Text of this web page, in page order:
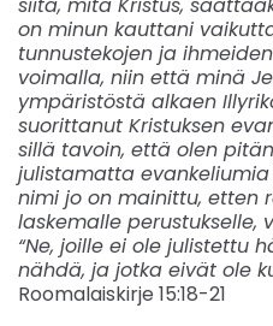
siitä, mitä Kristus,
on minun kauttani
tunnustekojen ja
voimalla, niin että minä
ympäristöstä alkaen
suorittanut Kristuksen
sillä tavoin, että olen
julistamatta evankeliumia
nimi jo on mainittu, etten
laskemalle perustukselle,
“Ne, joille ei ole julistettu
nähdä, ja jotka eivät ole
Roomalaiskirje 15:18-21